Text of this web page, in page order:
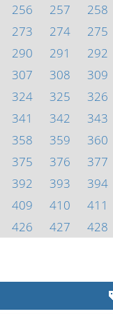
256 257
258
273 274
275
290 291
292
307 308
309
324 325
326
341 342
343
358 359
360
375 376
377
392 393
394
409 410
411
426 427
428